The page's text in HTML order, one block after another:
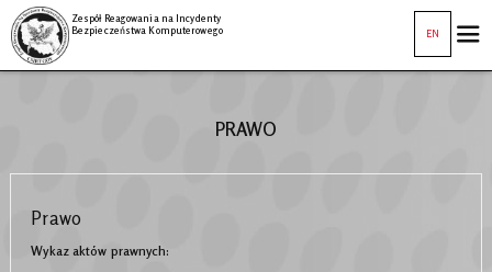
Zespół Reagowania na Incydenty
Bezpieczeństwa Komputerowego
EN
PRAWO
Prawo
Wykaz aktów prawnych: